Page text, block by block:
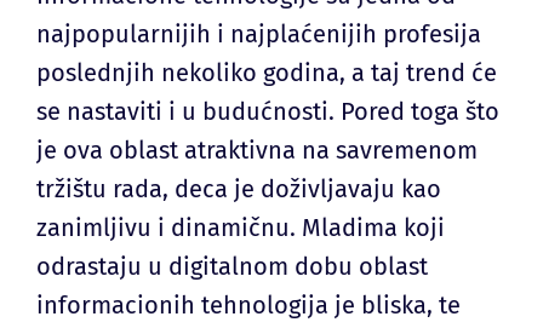
najpopularnijih i najplaćenijih profesija
poslednjih nekoliko godina, a taj trend će
se nastaviti i u budućnosti. Pored toga što
je ova oblast atraktivna na savremenom
tržištu rada, deca je doživljavaju kao
zanimljivu i dinamičnu. Mladima koji
odrastaju u digitalnom dobu oblast
informacionih tehnologija je bliska, te